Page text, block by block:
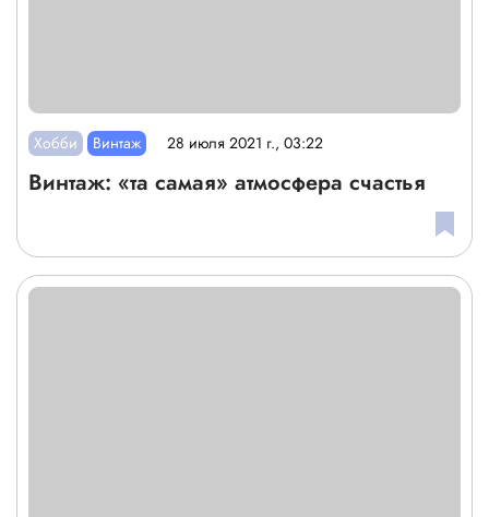
Хобби Винтаж 28 июля 2021 г., 03:22
Винтаж: «та самая» атмосфера счастья